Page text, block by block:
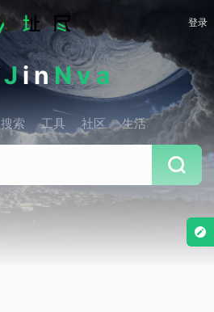
登录
JinNva
搜索 工具 社区 生活